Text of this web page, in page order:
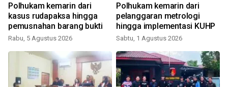
Polhukam kemarin dari
kasus rudapaksa hingga
pemusnahan barang bukti
Rabu, 5 Agustus 2026
Polhukam kemarin dari
pelanggaran metrologi
hingga implementasi KUHP
Sabtu, 1 Agustus 2026